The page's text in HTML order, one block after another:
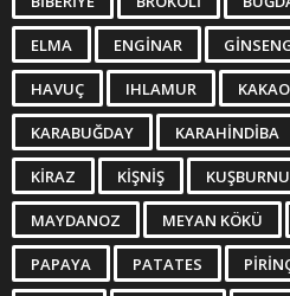
ELMA ENGINAR
HAVUÇ IHLAMUR KAKAO
KARABUĞDAY KARAHINDIBA
KIRAZ KIŞNIŞ KUŞBURNU
MAYDANOZ MEYAN KÖKÜ
PAPAYA PATATES